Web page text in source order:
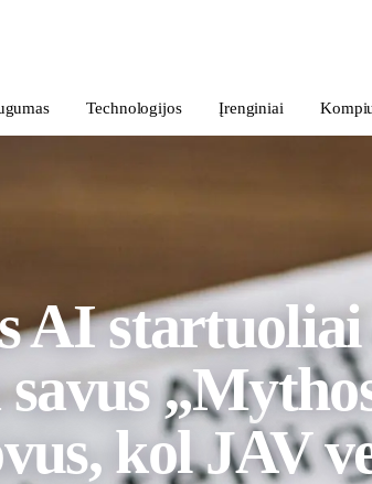
Technologijos Įrenginiai
AI startuoliai
kol JAV